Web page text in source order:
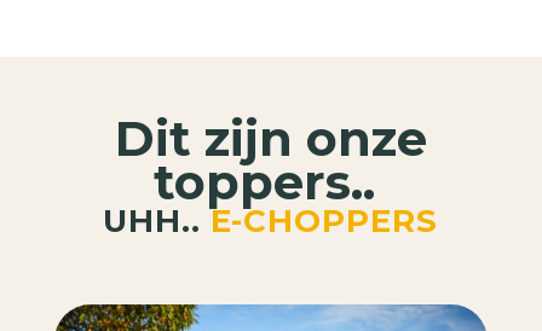
Dit zijn onze
toppers..
UHH..E-CHOPPERS